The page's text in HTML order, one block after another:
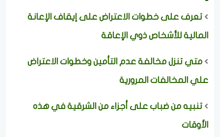
تعرف على خطوات الاعتراض على إيقاف الإعانة
المالية للأشخاص ذوي الإعاقة
متي تنزل مخالفة عدم التأمين وخطوات الاعتراض
علي المخالفات المرورية
تنبيه من ضباب على أجزاء من الشرقية في هذه
الأوقات